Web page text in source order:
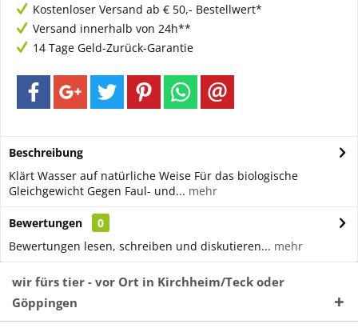
Kostenloser Versand ab € 50,- Bestellwert*
Versand innerhalb von 24h**
14 Tage Geld-Zurück-Garantie
Beschreibung
Klärt Wasser auf natürliche Weise Für das biologische
Gleichgewicht Gegen Faul- und... mehr
Bewertungen
0
Bewertungen lesen, schreiben und diskutieren... mehr
wir fürs tier - vor Ort in Kirchheim/Teck oder
Göppingen